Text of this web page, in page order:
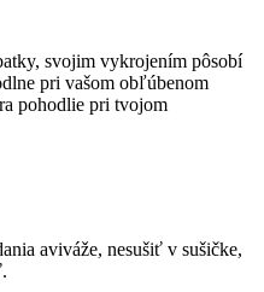
svojim vykrojením pôsobí
pri vašom obľúbenom
pohodlie pri tvojom
aviváže, nesušiť v sušičke,